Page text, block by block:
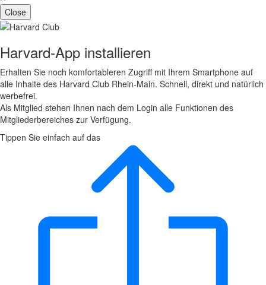
Close
Harvard-App installieren
Erhalten Sie noch komfortableren Zugriff mit Ihrem Smartphone auf
alle Inhalte des Harvard Club Rhein-Main. Schnell, direkt und natürlich
werbefrei.
Als Mitglied stehen Ihnen nach dem Login alle Funktionen des
Mitgliederbereiches zur Verfügung.
Tippen Sie einfach auf das